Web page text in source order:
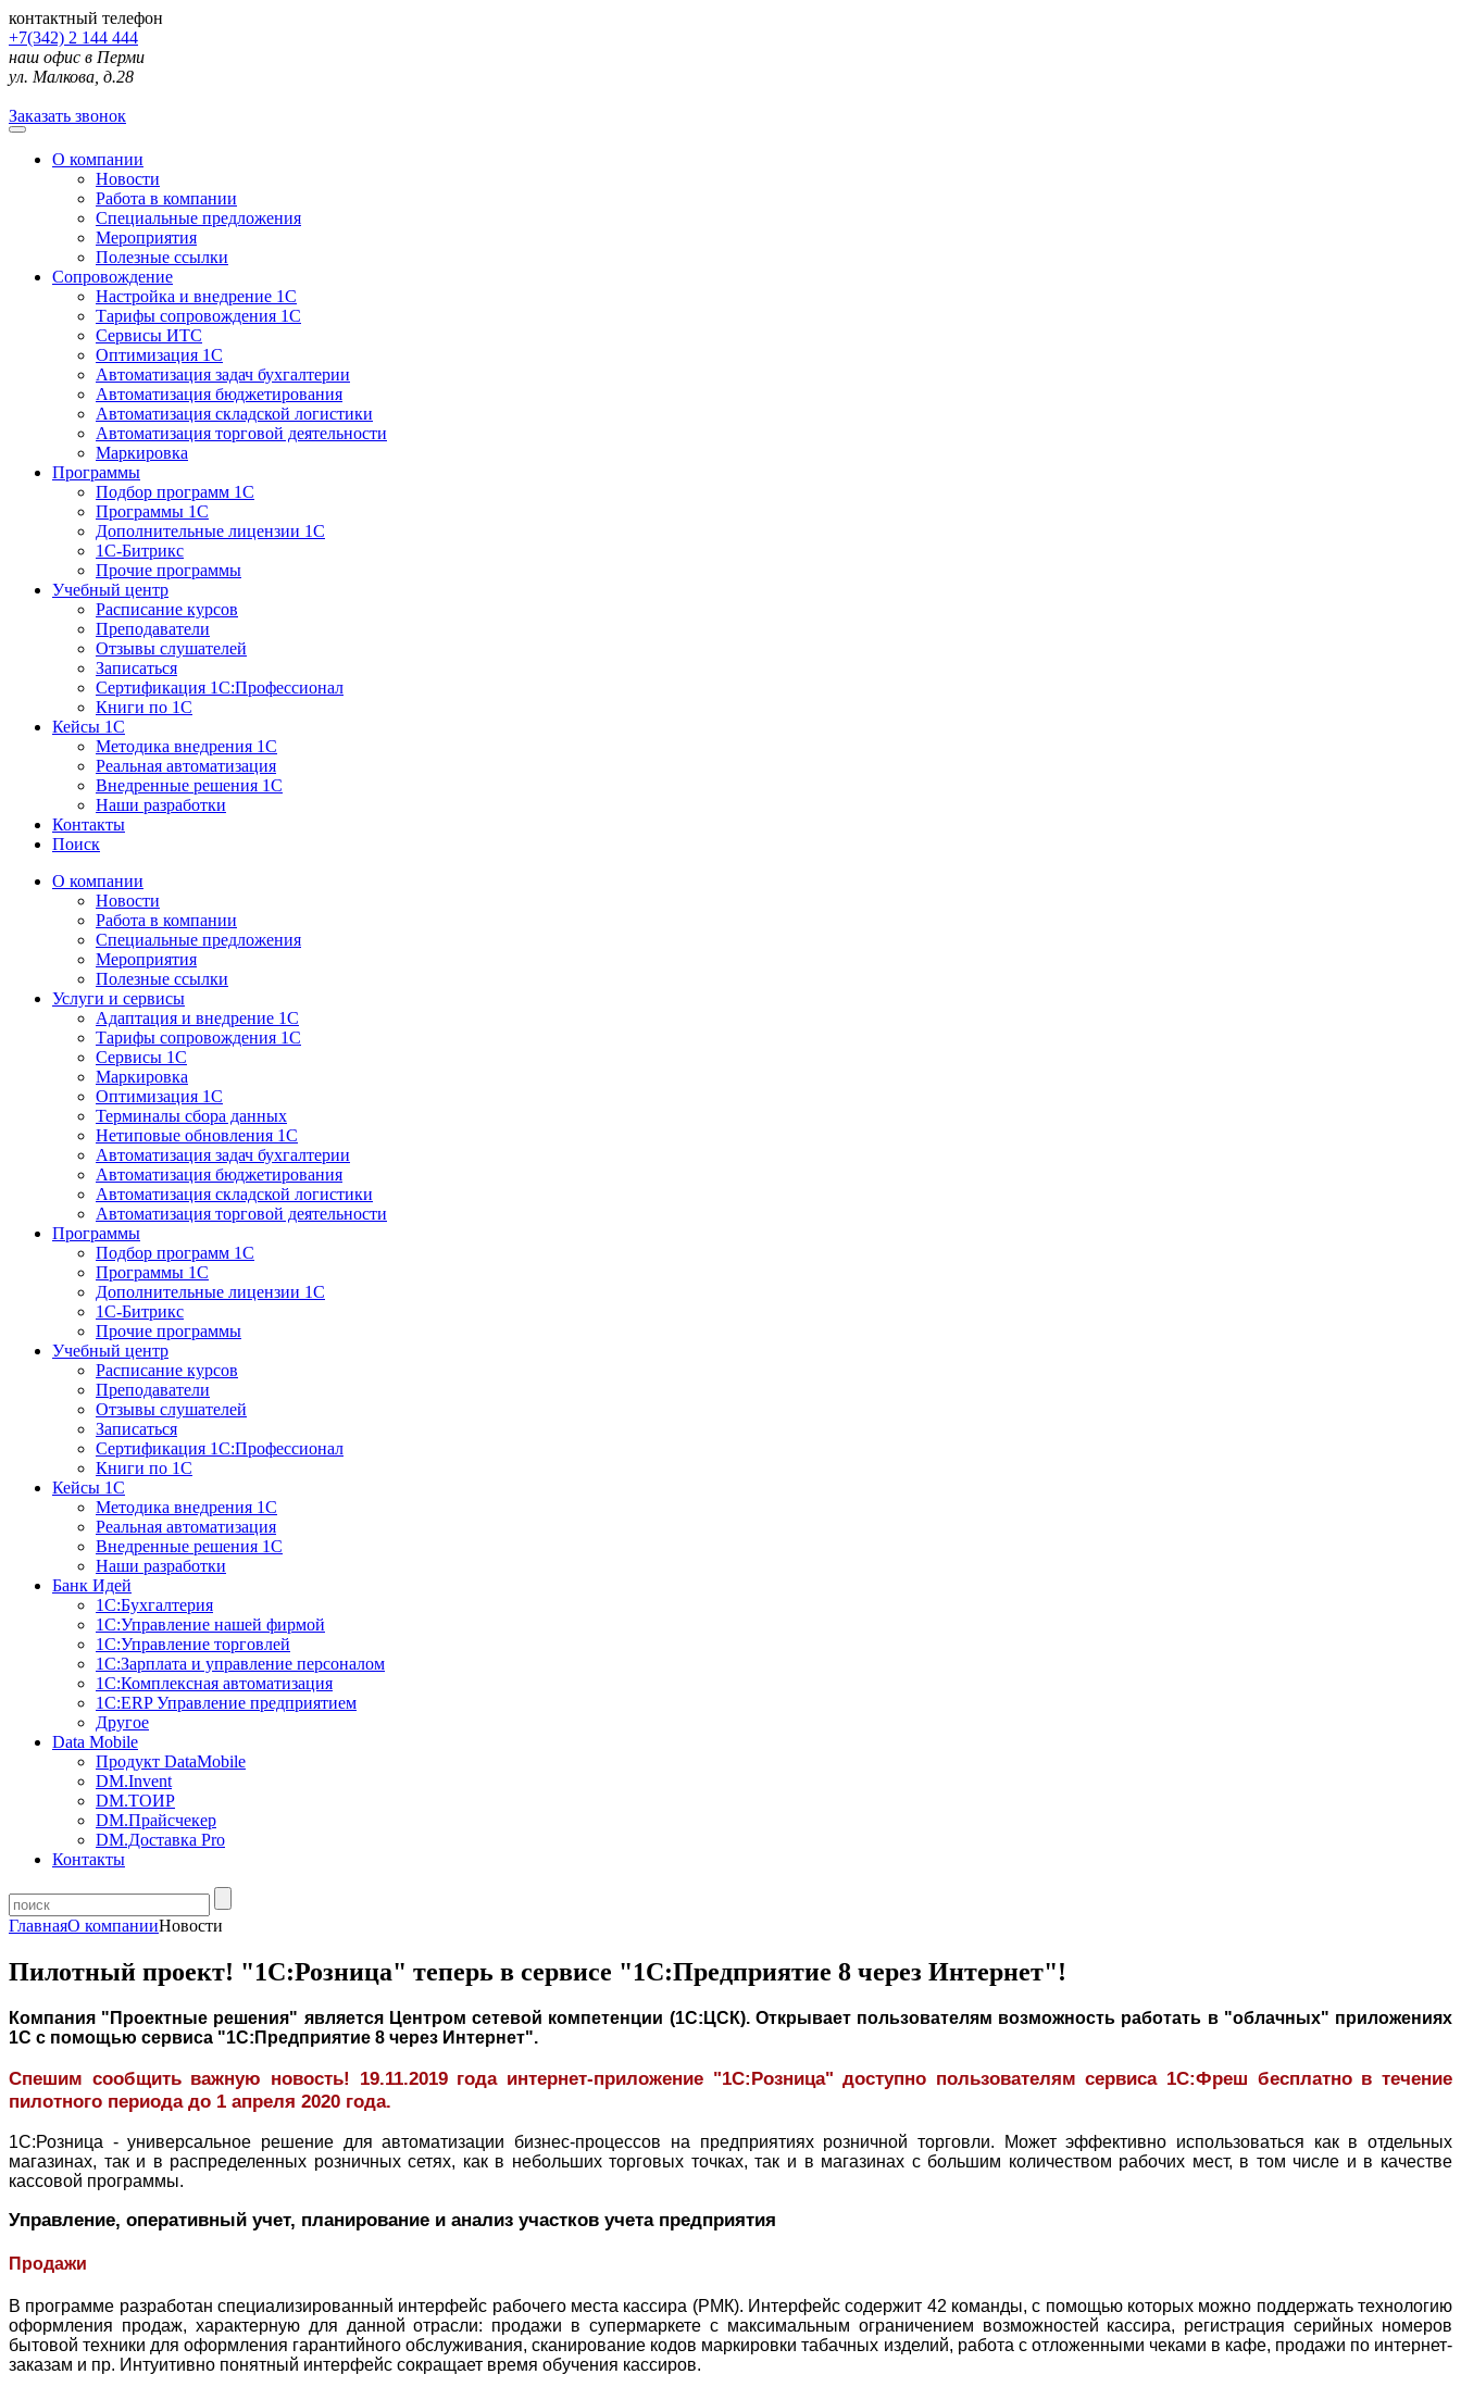
контактный телефон
+7(342) 2 144 444
наш офис в Перми
ул. Малкова, д.28
Заказать звонок
О компании
Новости
Работа в компании
Специальные предложения
Мероприятия
Полезные ссылки
Сопровождение
Настройка и внедрение 1С
Тарифы сопровождения 1С
Сервисы ИТС
Оптимизация 1С
Автоматизация задач бухгалтерии
Автоматизация бюджетирования
Автоматизация складской логистики
Автоматизация торговой деятельности
Маркировка
Программы
Подбор программ 1С
Программы 1С
Дополнительные лицензии 1С
1С-Битрикс
Прочие программы
Учебный центр
Расписание курсов
Преподаватели
Отзывы слушателей
Записаться
Сертификация 1С:Профессионал
Книги по 1С
Кейсы 1С
Методика внедрения 1С
Реальная автоматизация
Внедренные решения 1С
Наши разработки
Контакты
Поиск
О компании
Новости
Работа в компании
Специальные предложения
Мероприятия
Полезные ссылки
Услуги и сервисы
Адаптация и внедрение 1С
Тарифы сопровождения 1С
Сервисы 1С
Маркировка
Оптимизация 1С
Терминалы сбора данных
Нетиповые обновления 1С
Автоматизация задач бухгалтерии
Автоматизация бюджетирования
Автоматизация складской логистики
Автоматизация торговой деятельности
Программы
Подбор программ 1С
Программы 1С
Дополнительные лицензии 1С
1С-Битрикс
Прочие программы
Учебный центр
Расписание курсов
Преподаватели
Отзывы слушателей
Записаться
Сертификация 1С:Профессионал
Книги по 1С
Кейсы 1С
Методика внедрения 1С
Реальная автоматизация
Внедренные решения 1С
Наши разработки
Банк Идей
1С:Бухгалтерия
1С:Управление нашей фирмой
1С:Управление торговлей
1С:Зарплата и управление персоналом
1С:Комплексная автоматизация
1С:ERP Управление предприятием
Другое
Data Mobile
Продукт DataMobile
DM.Invent
DM.ТОИР
DM.Прайсчекер
DM.Доставка Pro
Контакты
ГлавнаяО компанииНовости
Пилотный проект! "1С:Розница" теперь в сервисе "1С:Предприятие 8 через Интернет"!
Компания "Проектные решения" является Центром сетевой компетенции (1С:ЦСК). Открывает пользователям возможность работать в "облачных" приложениях
1С с помощью сервиса "1С:Предприятие 8 через Интернет".
Спешим сообщить важную новость! 19.11.2019 года интернет-приложение "1С:Розница" доступно пользователям сервиса 1С:Фреш бесплатно в течение
пилотного периода до 1 апреля 2020 года.
1С:Розница - универсальное решение для автоматизации бизнес-процессов на предприятиях розничной торговли. Может эффективно использоваться как в отдельных
магазинах, так и в распределенных розничных сетях, как в небольших торговых точках, так и в магазинах с большим количеством рабочих мест, в том числе и в качестве
кассовой программы.
Управление, оперативный учет, планирование и анализ участков учета предприятия
Продажи
В программе разработан специализированный интерфейс рабочего места кассира (РМК). Интерфейс содержит 42 команды, с помощью которых можно поддержать технологию
оформления продаж, характерную для данной отрасли: продажи в супермаркете с максимальным ограничением возможностей кассира, регистрация серийных номеров
бытовой техники для оформления гарантийного обслуживания, сканирование кодов маркировки табачных изделий, работа с отложенными чеками в кафе, продажи по интернет-
заказам и пр. Интуитивно понятный интерфейс сокращает время обучения кассиров.